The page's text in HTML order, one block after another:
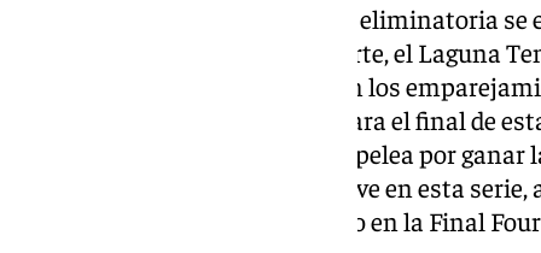
El ganador de esta apasionante eliminatoria
Betsson-Nanterre 92. Por su parte, el Laguna
y Era Nymburk-Galatasaray son los
cuadro. Quedan pocas fechas para el final de
conjunto malagueño está en la pelea por
Carpena se prepara para ser clave en esta
meta por tercer año consecutivo en la Final